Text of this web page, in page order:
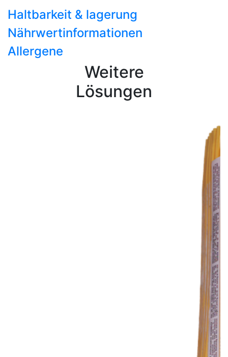
Haltbarkeit & lagerung
Nährwertinformationen
Allergene
Weitere
Lösungen